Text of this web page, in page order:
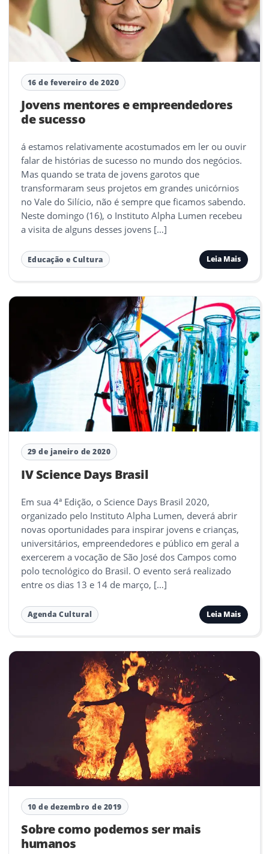
16 de fevereiro de 2020
Jovens mentores e empreendedores
de sucesso
á estamos relativamente acostumados em ler ou ouvir
falar de histórias de sucesso no mundo dos negócios.
Mas quando se trata de jovens garotos que
transformaram seus projetos em grandes unicórnios
no Vale do Silício, não é sempre que ficamos sabendo.
Neste domingo (16), o Instituto Alpha Lumen recebeu
a visita de alguns desses jovens […]
Educação e Cultura Leia Mais
29 de janeiro de 2020
IV Science Days Brasil
Em sua 4ª Edição, o Science Days Brasil 2020,
organizado pelo Instituto Alpha Lumen, deverá abrir
novas oportunidades para inspirar jovens e crianças,
universitários, empreendedores e público em geral a
exercerem a vocação de São José dos Campos como
polo tecnológico do Brasil. O evento será realizado
entre os dias 13 e 14 de março, […]
Agenda Cultural Leia Mais
10 de dezembro de 2019
Sobre como podemos ser mais
humanos